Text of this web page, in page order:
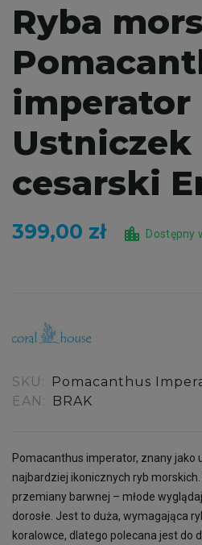
Ryba
imperator
Ustniczek
cesarski
399,00 zł location_city Dostępny
SKU:
Pomacanthus
EAN:
BRAK
Pomacanthus imperator, znany jako
najbardziej ikonicznych ryb
przemiany barwnej – młode
dorosłe. Jest to duża, wymagająca
koralowce, dlatego polecana jest do